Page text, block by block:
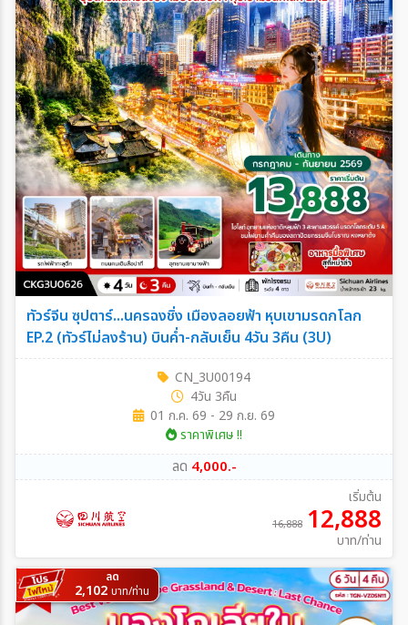
ทัวร์จีน ซุปตาร์...นครฉงชิ่ง เมืองลอยฟ้า หุบเขามรดกโลก
EP.2 (ทัวร์ไม่ลงร้าน) บินค่ำ-กลับเย็น 4วัน 3คืน (3U)
CN_3U00194
4วัน 3คืน
01 ก.ค. 69 - 29 ก.ย. 69
ราคาพิเศษ !!
ลด 4,000.-
เริ่มต้น
16,888 12,888
บาท/ท่าน
ลด
2,102 บาท/ท่าน